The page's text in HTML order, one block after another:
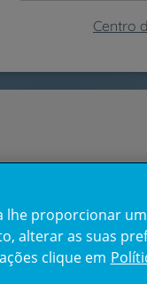
Centro
lhe proporcionar
alterar as suas
clique em